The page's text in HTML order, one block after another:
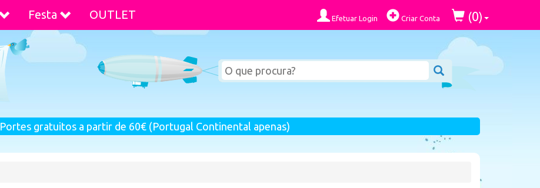
Festa OUTLET Efetuar Login Criar Conta (0)
Portes gratuitos a partir de 60€ (Portugal Continental apenas)